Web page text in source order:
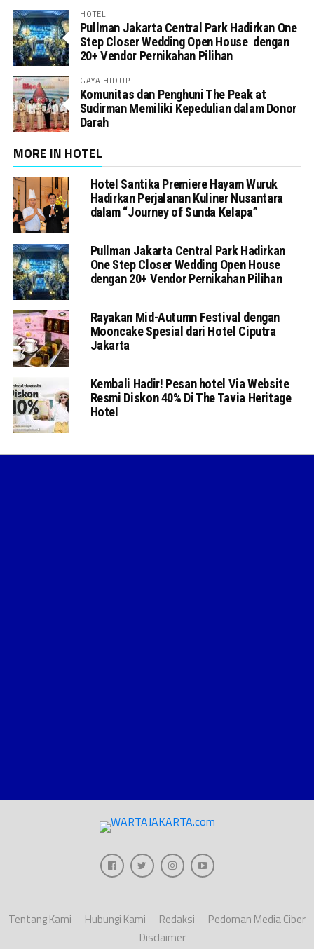
HOTEL
Pullman Jakarta Central Park Hadirkan One
Step Closer Wedding Open House dengan
20+ Vendor Pernikahan Pilihan
GAYA HIDUP
Komunitas dan Penghuni The Peak at
Sudirman Memiliki Kepedulian dalam Donor
Darah
MORE IN HOTEL
Hotel Santika Premiere Hayam Wuruk
Hadirkan Perjalanan Kuliner Nusantara
dalam “Journey of Sunda Kelapa”
Pullman Jakarta Central Park Hadirkan
One Step Closer Wedding Open House
dengan 20+ Vendor Pernikahan Pilihan
Rayakan Mid-Autumn Festival dengan
Mooncake Spesial dari Hotel Ciputra
Jakarta
Kembali Hadir! Pesan hotel Via Website
Resmi Diskon 40% Di The Tavia Heritage
Hotel
Tentang Kami Hubungi Kami Redaksi
Pedoman Media Ciber
Disclaimer